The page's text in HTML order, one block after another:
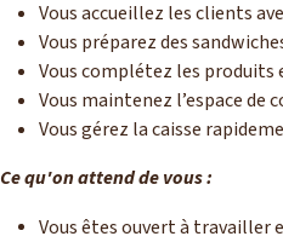
Vous accueillez les clients
Vous préparez des
Vous complétez les
Vous maintenez l’espace
Vous gérez la caisse
Ce qu'on attend de vous :
Vous êtes ouvert à travailler